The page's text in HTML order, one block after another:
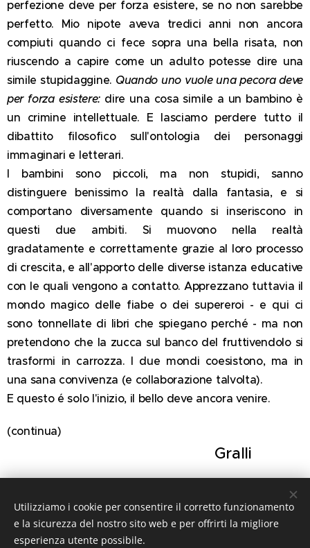
perfezione deve per forza esistere, se no non sarebbe
perfetto. Mio nipote aveva tredici anni non ancora
compiuti quando ci fece sopra una bella risata, non
riuscendo a capire come un adulto potesse dire una
simile stupidaggine. Quando uno vuole una pecora deve
per forza esistere: dire una cosa simile a un bambino è
un crimine intellettuale. E lasciamo perdere tutto il
dibattito filosofico sull'ontologia dei personaggi
immaginari e letterari.
I bambini sono piccoli, ma non stupidi, sanno
distinguere benissimo la realtà dalla fantasia, e si
comportano diversamente quando si inseriscono in
questi due ambiti. Si muovono nella realtà
gradatamente e correttamente grazie al loro processo
di crescita, e all'apporto delle diverse istanza educative
con le quali vengono a contatto. Apprezzano tuttavia il
mondo magico delle fiabe o dei supereroi - e qui ci
sono tonnellate di libri che spiegano perché - ma non
pretendono che la zucca sul banco del fruttivendolo si
trasformi in carrozza. I due mondi coesistono, ma in
una sana convivenza (e collaborazione talvolta).
E questo é solo l'inizio, il bello deve ancora venire.
(continua)
Gralli
Share
Utilizziamo i cookie per consentire il corretto funzionamento
e la sicurezza del nostro sito web e per offrirti la migliore
esperienza utente possibile.